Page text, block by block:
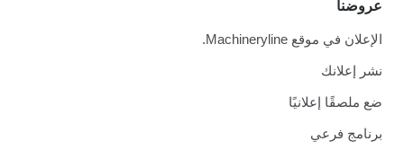
عروضنا
الإعلان في موقع Machineryline.
نشر إعلانك
ضع ملصقًا إعلانيًا
برنامج فرعي